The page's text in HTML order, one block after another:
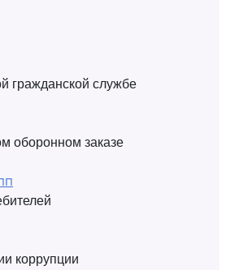
гражданской службе
оборонном заказе
коррупции